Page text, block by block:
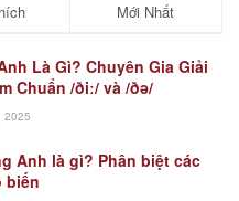
Mới Nhất
Là Gì? Chuyên Gia Giải
Chuẩn /ðiː/ và /ðə/
2025
Anh là gì? Phân biệt các
biến